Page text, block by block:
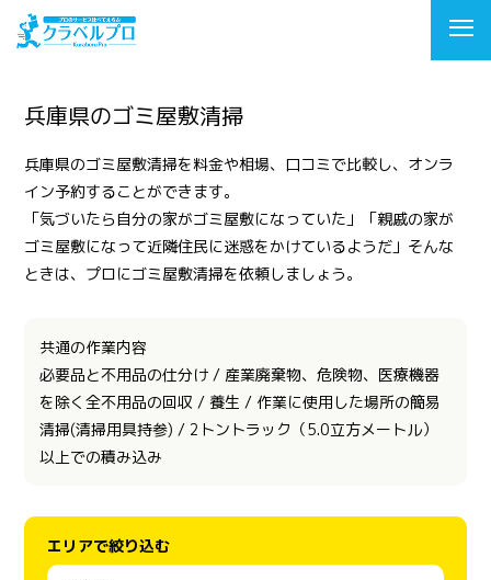
兵庫県のゴミ屋敷清掃
兵庫県のゴミ屋敷清掃を料金や相場、口コミで比較し、オンラ
イン予約することができます。
「気づいたら自分の家がゴミ屋敷になっていた」「親戚の家が
ゴミ屋敷になって近隣住民に迷惑をかけているようだ」そんな
ときは、プロにゴミ屋敷清掃を依頼しましょう。
共通の作業内容
必要品と不用品の仕分け / 産業廃棄物、危険物、医療機器
を除く全不用品の回収 / 養生 / 作業に使用した場所の簡易
清掃(清掃用具持参) / 2トントラック（5.0立方メートル）
以上での積み込み
エリアで絞り込む